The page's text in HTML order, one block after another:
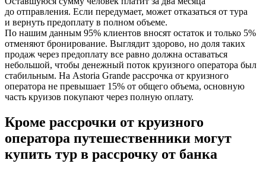
до отправления. Если передумает, может отказаться от тура
и вернуть предоплату в полном объеме.
По нашим данным 95% клиентов вносят остаток и только 5%
отменяют бронирование. Выглядит здорово, но доля таких
продаж через предоплату все равно должна оставаться
небольшой, чтобы денежный поток круизного оператора был
стабильным. На Astoria Grande рассрочка от круизного
оператора не превышает 15% от общего объема, основную
часть круизов покупают через полную оплату.
Кроме рассрочки от круизного
оператора путешественники могут
купить тур в рассрочку от банка